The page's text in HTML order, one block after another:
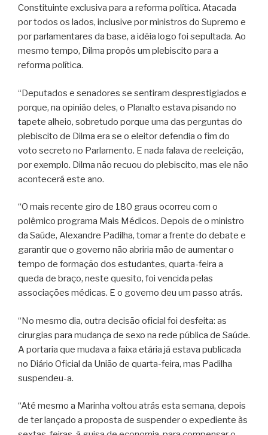
Constituinte exclusiva para a reforma política. Atacada
por todos os lados, inclusive por ministros do Supremo e
por parlamentares da base, a idéia logo foi sepultada. Ao
mesmo tempo, Dilma propôs um plebiscito para a
reforma política.
“Deputados e senadores se sentiram desprestigiados e
porque, na opinião deles, o Planalto estava pisando no
tapete alheio, sobretudo porque uma das perguntas do
plebiscito de Dilma era se o eleitor defendia o fim do
voto secreto no Parlamento. E nada falava de reeleição,
por exemplo. Dilma não recuou do plebiscito, mas ele não
acontecerá este ano.
“O mais recente giro de 180 graus ocorreu com o
polêmico programa Mais Médicos. Depois de o ministro
da Saúde, Alexandre Padilha, tomar a frente do debate e
garantir que o governo não abriria mão de aumentar o
tempo de formação dos estudantes, quarta-feira a
queda de braço, neste quesito, foi vencida pelas
associações médicas. E o governo deu um passo atrás.
“No mesmo dia, outra decisão oficial foi desfeita: as
cirurgias para mudança de sexo na rede pública de Saúde.
A portaria que mudava a faixa etária já estava publicada
no Diário Oficial da União de quarta-feira, mas Padilha
suspendeu-a.
“Até mesmo a Marinha voltou atrás esta semana, depois
de ter lançado a proposta de suspender o expediente às